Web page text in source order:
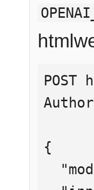
{